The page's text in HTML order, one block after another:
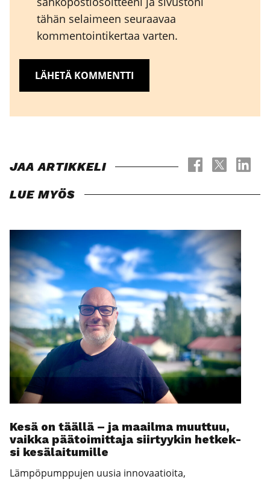
tähän selaimeen seuraavaa
kommentointikertaa varten.
JAA ARTIKKELI
LUE MYÖS
Kesä on tääl­lä – ja maa­il­ma muut­tuu,
vaik­ka pää­toi­mit­ta­ja siir­tyy­kin het­kek­
si kesä­lai­tu­mil­le
Lämpöpumppujen uusia innovaatioita,